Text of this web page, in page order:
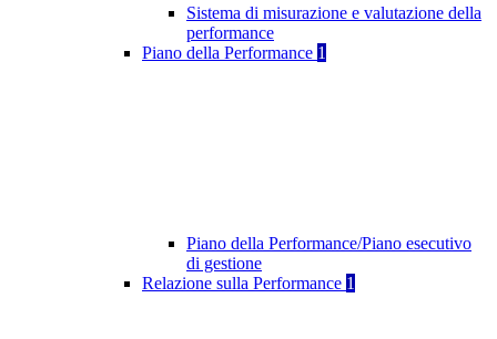
Sistema di misurazione e valutazione della
performance
Piano della Performance 1
Piano della Performance/Piano esecutivo
di gestione
Relazione sulla Performance 1